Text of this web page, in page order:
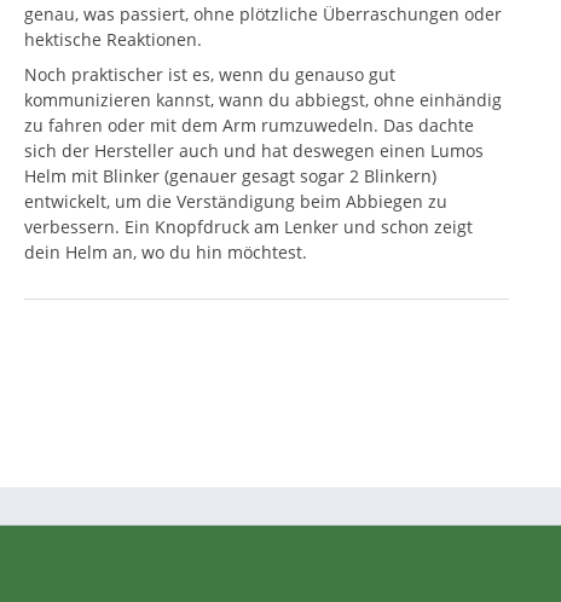
genau, was passiert, ohne plötzliche Überraschungen oder
hektische Reaktionen.
Noch praktischer ist es, wenn du genauso gut
kommunizieren kannst, wann du abbiegst, ohne einhändig
zu fahren oder mit dem Arm rumzuwedeln. Das dachte
sich der Hersteller auch und hat deswegen einen Lumos
Helm mit Blinker (genauer gesagt sogar 2 Blinkern)
entwickelt, um die Verständigung beim Abbiegen zu
verbessern. Ein Knopfdruck am Lenker und schon zeigt
dein Helm an, wo du hin möchtest.